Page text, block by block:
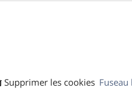
Supprimer les cookies